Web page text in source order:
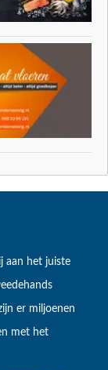
aan het juiste
er miljoenen
met het